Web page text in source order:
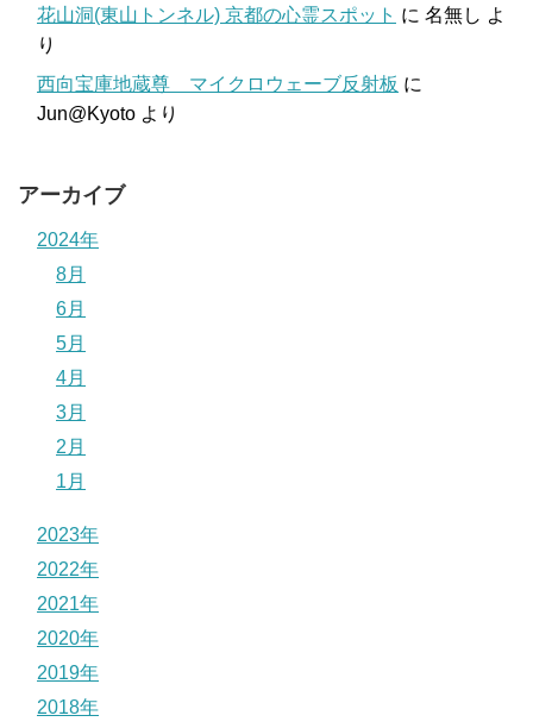
花山洞(東山トンネル) 京都の心霊スポット に 名無し よ
り
西向宝庫地蔵尊 マイクロウェーブ反射板 に
Jun@Kyoto より
アーカイブ
2024年
8月
6月
5月
4月
3月
2月
1月
2023年
2022年
2021年
2020年
2019年
2018年